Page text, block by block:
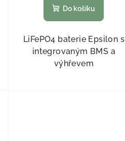
Do košíku
LiFePO4 baterie Epsilon s
integrovaným BMS a
výhřevem